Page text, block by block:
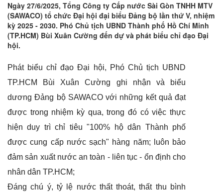
Ngày 27/6/2025, Tổng Công ty Cấp nước Sài Gòn TNHH MTV
(SAWACO) tổ chức Đại hội đại biểu Đảng bộ lần thứ V, nhiệm
kỳ 2025 - 2030. Phó Chủ tịch UBND Thành phố Hồ Chí Minh
(TP.HCM) Bùi Xuân Cường đến dự và phát biểu chỉ đạo Đại
hội.
Phát biểu chỉ đạo Đại hội, Phó Chủ tịch UBND
TP.HCM Bùi Xuân Cường ghi nhận và biểu
dương Đảng bộ SAWACO với những kết quả đạt
được trong nhiệm kỳ qua, trong đó có việc thực
hiện duy trì chỉ tiêu "100% hộ dân Thành phố
được cung cấp nước sạch" hàng năm; luôn bảo
đảm sản xuất nước an toàn - liên tục - ổn định cho
nhân dân TP.HCM;
Đáng chú ý, tỷ lệ nước thất thoát, thất thu bình